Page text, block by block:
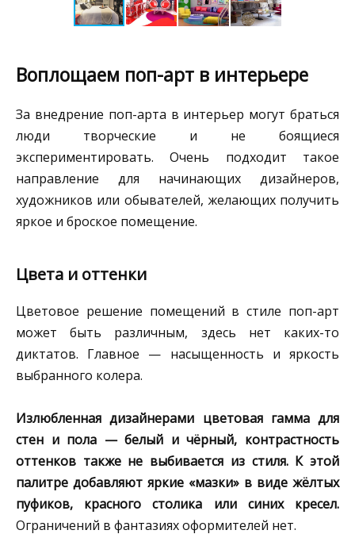
Воплощаем поп-арт в интерьере
За внедрение поп-арта в интерьер могут браться
люди творческие и не боящиеся
экспериментировать. Очень подходит такое
направление для начинающих дизайнеров,
художников или обывателей, желающих получить
яркое и броское помещение.
Цвета и оттенки
Цветовое решение помещений в стиле поп-арт
может быть различным, здесь нет каких-то
диктатов. Главное — насыщенность и яркость
выбранного колера.
Излюбленная дизайнерами цветовая гамма для
стен и пола — белый и чёрный, контрастность
оттенков также не выбивается из стиля. К этой
палитре добавляют яркие «мазки» в виде жёлтых
пуфиков, красного столика или синих кресел.
Ограничений в фантазиях оформителей нет.